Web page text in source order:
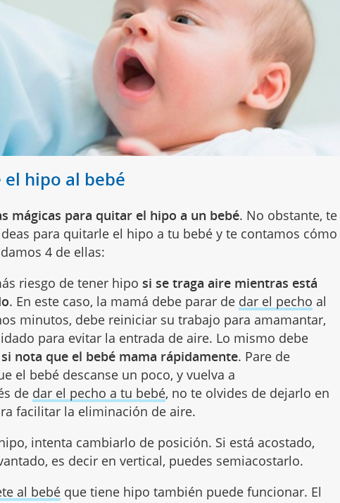
hipo al bebé
mágicas para quitar el hipo a un bebé. No obstante, te
para quitarle el hipo a tu bebé y te contamos cómo
4 de ellas:
riesgo de tener hiposi se traga aire mientras está
. En este caso, la mamá debe parar de dar el pecho al
minutos, debe reiniciar su trabajo para amamantar,
para evitar la entrada de aire. Lo mismo debe
si nota que el bebé mama rápidamente. Pare de
el bebé descanse un poco, y vuelva a
de dar el pecho a tu bebé, no te olvides de dejarlo en
facilitar la eliminación de aire.
intenta cambiarlo de posición. Si está acostado,
es decir en vertical, puedes semiacostarlo.
al bebé que tiene hipo también puede funcionar. El